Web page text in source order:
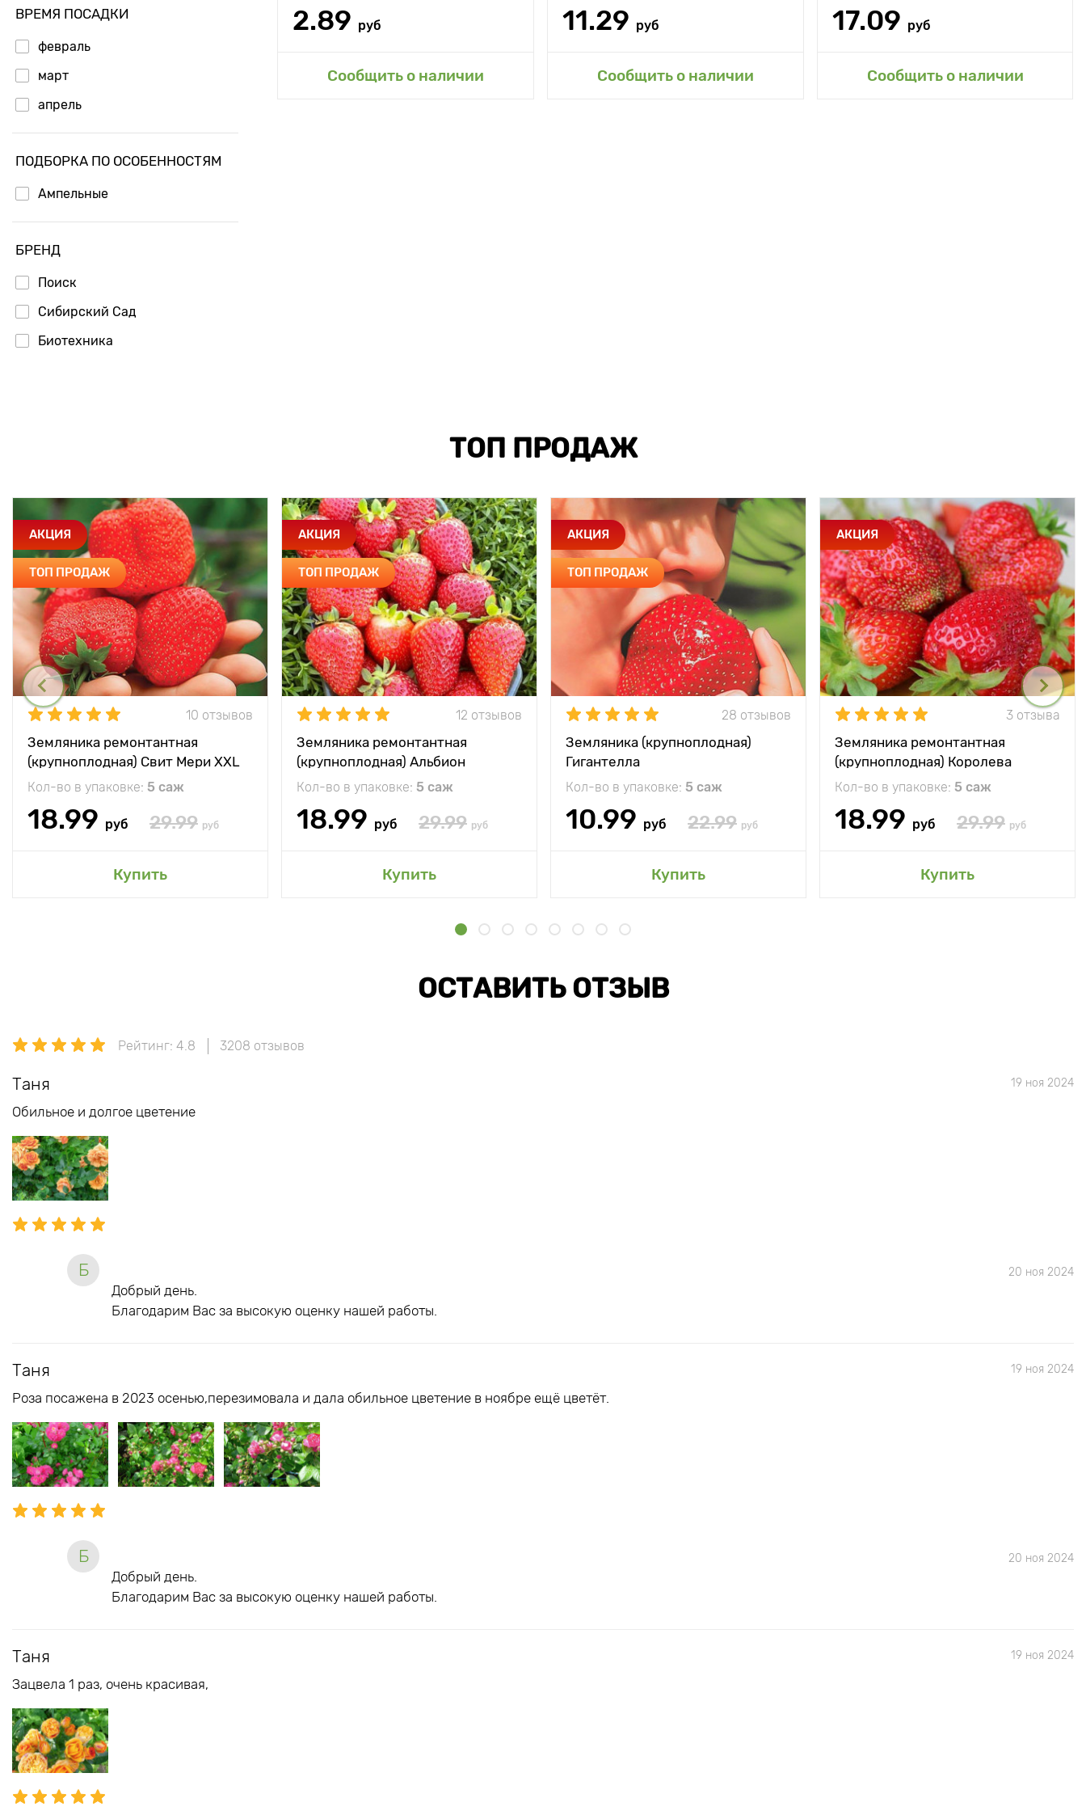
ВРЕМЯ ПОСАДКИ
февраль
март
апрель
ПОДБОРКА ПО ОСОБЕННОСТЯМ
Ампельные
БРЕНД
Поиск
Сибирский Сад
Биотехника
2.89 руб
Сообщить о наличии
Добавить в мой сад
11.29 руб
Сообщить о наличии
Добавить в мой сад
17.09 руб
Сообщить о наличии
Добавить в мой сад
ТОП ПРОДАЖ
АКЦИЯ
ТОП ПРОДАЖ
10 отзывов
Земляника ремонтантная
(крупноплодная) Свит Мери XXL
Кол-во в упаковке: 5 саж
18.99 руб 29.99 руб
Купить
АКЦИЯ
ТОП ПРОДАЖ
12 отзывов
Земляника ремонтантная
(крупноплодная) Альбион
Кол-во в упаковке: 5 саж
18.99 руб 29.99 руб
Купить
АКЦИЯ
ТОП ПРОДАЖ
28 отзывов
Земляника (крупноплодная)
Гигантелла
Кол-во в упаковке: 5 саж
10.99 руб 22.99 руб
Купить
АКЦИЯ
3 отзыва
Земляника ремонтантная
(крупноплодная) Королева
Елизавета
Кол-во в упаковке: 5 саж
18.99 руб 29.99 руб
Купить
ОСТАВИТЬ ОТЗЫВ
Рейтинг: 4.8 3208 отзывов
Таня 19 ноя 2024
Обильное и долгое цветение
Б 20 ноя 2024
Добрый день.
Благодарим Вас за высокую оценку нашей работы.
Таня 19 ноя 2024
Роза посажена в 2023 осенью,перезимовала и дала обильное цветение в ноябре ещё цветёт.
Б 20 ноя 2024
Добрый день.
Благодарим Вас за высокую оценку нашей работы.
Таня 19 ноя 2024
Зацвела 1 раз, очень красивая,